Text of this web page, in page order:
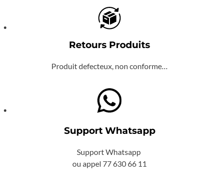
Retours Produits
Produit defecteux, non conforme…
Support Whatsapp
Support Whatsapp
ou appel 77 630 66 11